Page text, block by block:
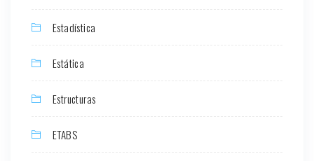
Estadística
Estática
Estructuras
ETABS